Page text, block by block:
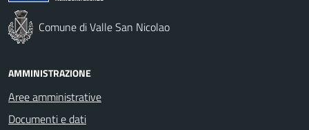
Comune di Valle San Nicolao
AMMINISTRAZIONE
Aree amministrative
Documenti e dati